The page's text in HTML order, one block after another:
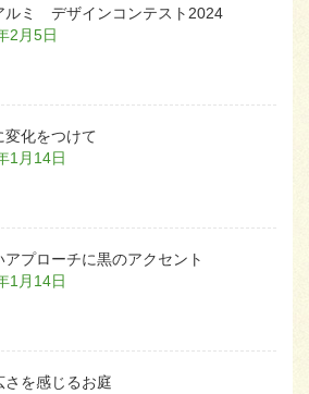
ルミ デザインコンテスト2024
2月5日
変化をつけて
1月14日
アプローチに黒のアクセント
1月14日
さを感じるお庭